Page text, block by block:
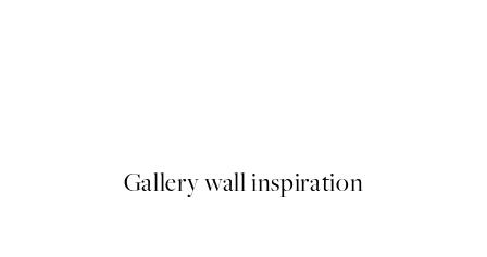
Gallery wall inspiration